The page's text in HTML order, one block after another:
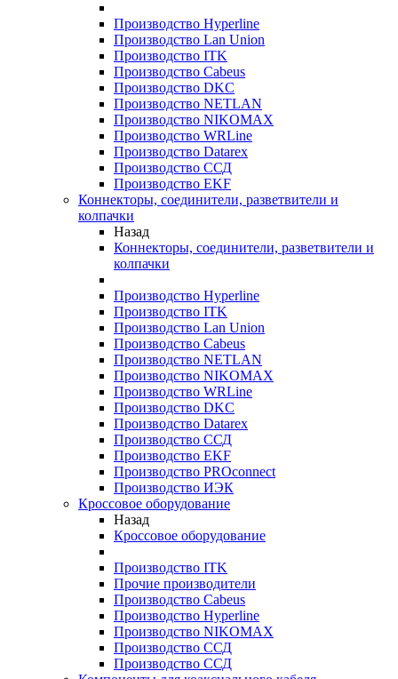
Производство Hyperline
Производство Lan Union
Производство ITK
Производство Cabeus
Производство DKC
Производство NETLAN
Производство NIKOMAX
Производство WRLine
Производство Datarex
Производство ССД
Производство EKF
Коннекторы, соединители, разветвители и
колпачки
Назад
Коннекторы, соединители, разветвители и
колпачки
Производство Hyperline
Производство ITK
Производство Lan Union
Производство Cabeus
Производство NETLAN
Производство NIKOMAX
Производство WRLine
Производство DKC
Производство Datarex
Производство ССД
Производство EKF
Производство PROconnect
Производство ИЭК
Кроссовое оборудование
Назад
Кроссовое оборудование
Производство ITK
Прочие производители
Производство Cabeus
Производство Hyperline
Производство NIKOMAX
Производство ССД
Производство ССД